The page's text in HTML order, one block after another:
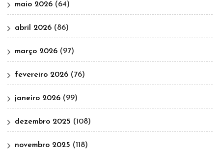
maio 2026 (64)
abril 2026 (86)
março 2026 (97)
fevereiro 2026 (76)
janeiro 2026 (99)
dezembro 2025 (108)
novembro 2025 (118)